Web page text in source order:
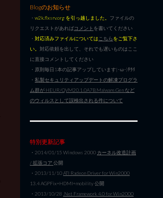
Blogのお知らせ
・ w2k.flxsrv.org を引っ越しました。 ファイルの
リクエストがあればコメント を書いてください
・ 対応済みファイルについては こちらをご覧下さ
い。 対応依頼を出して、それでも遅いものはここ
に直接コメントしてください
・原則毎日1本の記事アップしています|･ω･)ﾁﾗﾘ
・ 私製セキュリティアップデートの解凍プログラ
ム群が HEUR/QVM20.1.0A7B.Malware.Gen など
のウィルスとして誤検出される件について
特別更新記事
・2014/01/15 Windows 2000 カーネル改造計画
/ 拡張コア 公開
・2013/11/10ATI Radeon Driver for Win2000
13.4 AGPFix+HDMI+mobility 公開
・2013/10/28 .Net Framework 4.0 for Win2000